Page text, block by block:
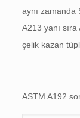
aynı zamanda
A213 yanı
çelik kazan
ASTM A192